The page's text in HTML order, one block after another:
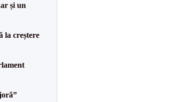
și un
la creștere